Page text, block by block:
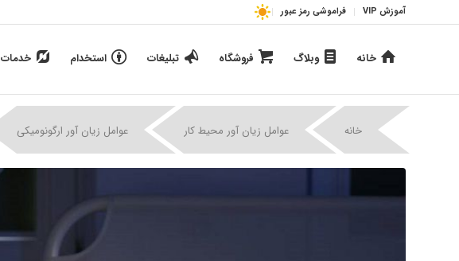
آموزش VIP فراموشی رمز عبور
خانه وبلاگ فروشگاه تبلیغات استخدام خدمات
خانه عوامل زیان آور محیط کار عوامل زیان آور ارگونومیکی